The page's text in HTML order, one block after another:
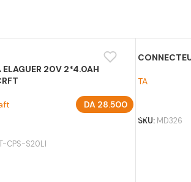
ELAGUER 20V 2*4.0AH
DA 28.500
CPS-S20LI
TA
SKU: MD326